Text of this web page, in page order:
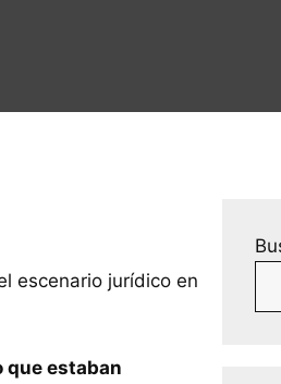
escenario jurídico en
que estaban